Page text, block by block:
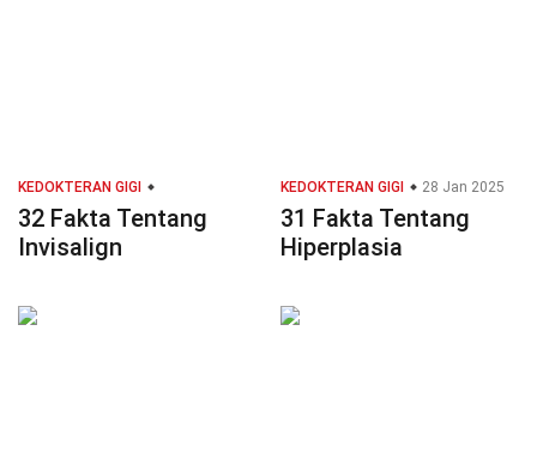
KEDOKTERAN GIGI
32 Fakta Tentang
Invisalign
KEDOKTERAN GIGI 28 Jan 2025
31 Fakta Tentang
Hiperplasia